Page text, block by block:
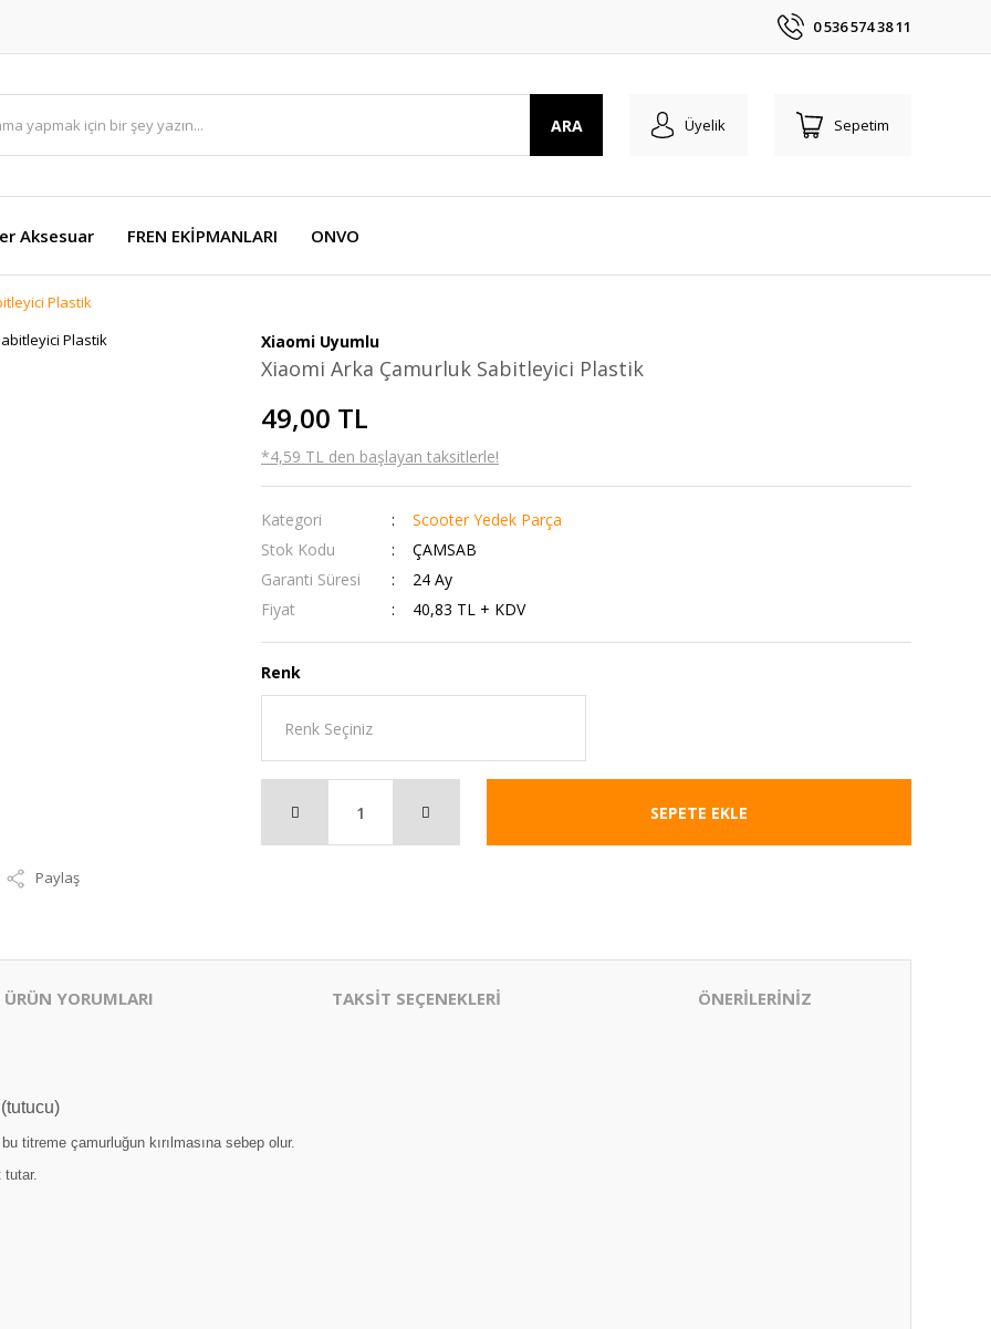
0 536 574 38 11
ARA Üyelik Sepetim
Aksesuar FREN EKİPMANLARI ONVO
Plastik
Paylaş
Xiaomi Uyumlu
Xiaomi Arka Çamurluk Sabitleyici Plastik
49,00 TL
*4,59 TL den başlayan taksitlerle!
Kategori
Scooter Yedek Parça
Stok Kodu
ÇAMSAB
Garanti Süresi
24 Ay
Fiyat
40,83 TL + KDV
Renk
SEPETE EKLE
ÜRÜN YORUMLARI TAKSİT SEÇENEKLERİ ÖNERİLERİNİZ
titreme çamurluğun kırılmasına sebep olur.
tutar.